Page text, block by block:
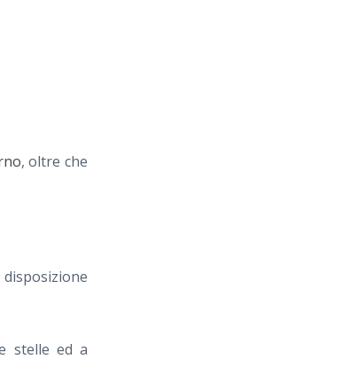
, oltre che
stelle ed a